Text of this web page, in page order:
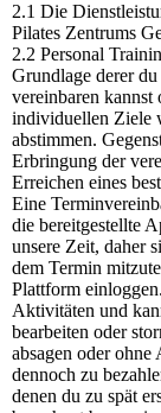
2.1 Die
Pilates Zentrums
2.2 Personal
Grundlage derer
vereinbaren kannst
individuellen Ziele
abstimmen.
Erbringung der
Erreichen eines
Eine
die bereitgestellte
unsere Zeit, daher
dem Termin
Plattform
Aktivitäten und
bearbeiten oder
absagen oder ohne
dennoch zu
denen du zu spät